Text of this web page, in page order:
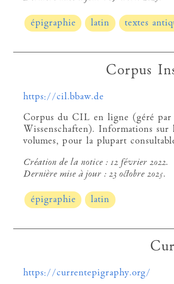
épigraphie latin textes
Corpus
https://cil.bbaw.de
Corpus du CIL en ligne (géré par
Wissenschaften). Informations
volumes, pour la plupart
Création de la notice : 12 février 2022.
Dernière mise à jour : 23 octobre 2025.
épigraphie latin
https://currentepigraphy.org/